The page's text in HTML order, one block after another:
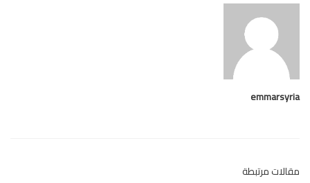
مرتبطة